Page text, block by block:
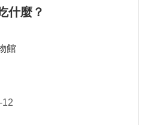
什麼？
館
12